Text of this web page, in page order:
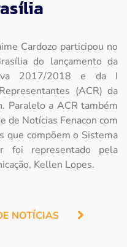
Cardozo participou no
do lançamento da
2017/2018 e da I
(ACR) da
Paralelo a ACR também
de Notícias Fenacon com
que compõem o Sistema
foi representado pela
Kellen Lopes.
NOTÍCIAS